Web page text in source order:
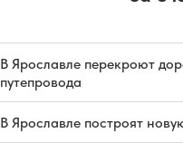
В Ярославле перекроют
путепровода
В Ярославле построят